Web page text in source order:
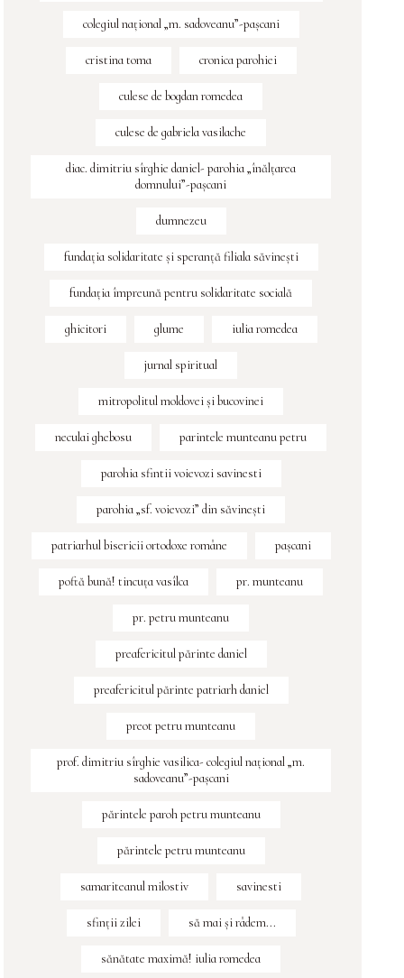
colegiul naţional „m. sadoveanu”-paşcani
cristina toma cronica parohiei
culese de bogdan romedea
culese de gabriela vasilache
diac. dimitriu sîrghie daniel- parohia „înălțarea
domnului”-pașcani
dumnezeu
fundaţia solidaritate şi speranţă filiala săvineşti
fundația împreună pentru solidaritate socială
ghicitori glume iulia romedea
jurnal spiritual
mitropolitul moldovei și bucovinei
neculai ghebosu parintele munteanu petru
parohia sfintii voievozi savinesti
parohia „sf. voievozi” din săvinești
patriarhul bisericii ortodoxe române pașcani
poftă bună! tincuța vasîlca pr. munteanu
pr. petru munteanu
preafericitul părinte daniel
preafericitul părinte patriarh daniel
preot petru munteanu
prof. dimitriu sîrghie vasilica- colegiul naţional „m.
sadoveanu”-paşcani
părintele paroh petru munteanu
părintele petru munteanu
samariteanul milostiv savinesti
sfinţii zilei să mai și râdem...
sănătate maximă! iulia romedea